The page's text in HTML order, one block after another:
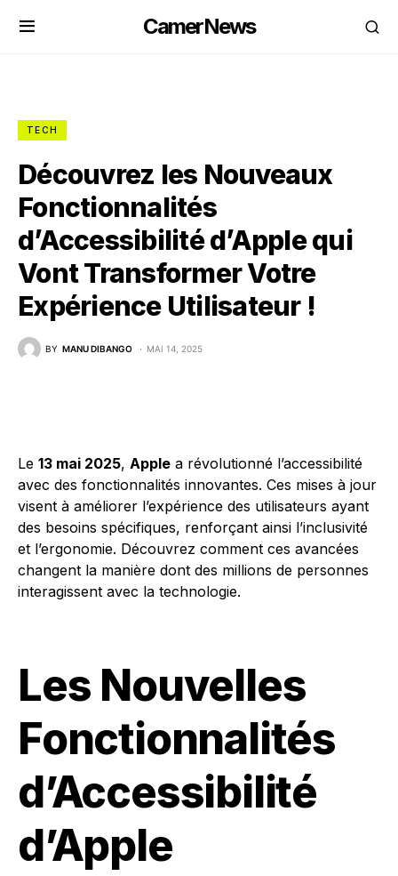
CamerNews
TECH
Découvrez les Nouveaux
Fonctionnalités
d’Accessibilité d’Apple qui
Vont Transformer Votre
Expérience Utilisateur !
BY MANU DIBANGO MAI 14, 2025
Le 13 mai 2025, Apple a révolutionné l’accessibilité
avec des fonctionnalités innovantes. Ces mises à jour
visent à améliorer l’expérience des utilisateurs ayant
des besoins spécifiques, renforçant ainsi l’inclusivité
et l’ergonomie. Découvrez comment ces avancées
changent la manière dont des millions de personnes
interagissent avec la technologie.
Les Nouvelles
Fonctionnalités
d’Accessibilité
d’Apple